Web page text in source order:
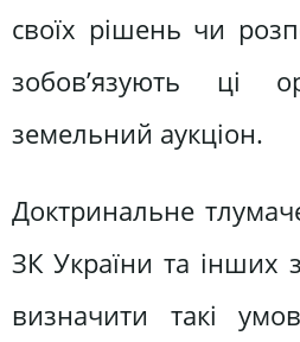
своїх рішень чи
зобов’язують ці
земельний аукціон.
Доктринальне
ЗК України та інших
визначити такі